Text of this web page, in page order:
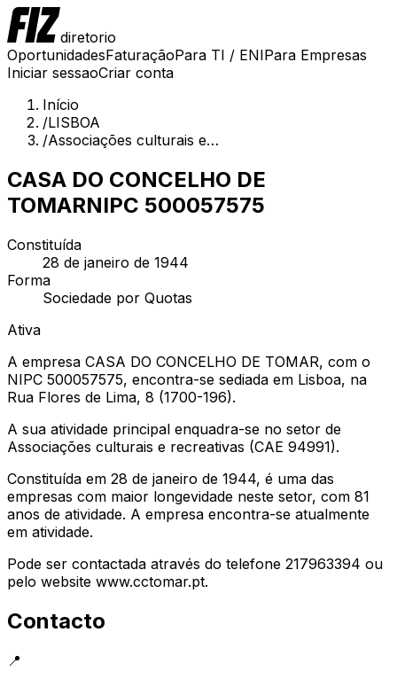
diretorio
OportunidadesFaturaçãoPara TI / ENIPara Empresas
Iniciar sessaoCriar conta
Início
/LISBOA
/Associações culturais e…
CASA DO CONCELHO DE
TOMARNIPC 500057575
Constituída
28 de janeiro de 1944
Forma
Sociedade por Quotas
Ativa
A empresa CASA DO CONCELHO DE TOMAR, com o
NIPC 500057575, encontra-se sediada em Lisboa, na
Rua Flores de Lima, 8 (1700-196).
A sua atividade principal enquadra-se no setor de
Associações culturais e recreativas (CAE 94991).
Constituída em 28 de janeiro de 1944, é uma das
empresas com maior longevidade neste setor, com 81
anos de atividade. A empresa encontra-se atualmente
em atividade.
Pode ser contactada através do telefone 217963394 ou
pelo website www.cctomar.pt.
Contacto
📍